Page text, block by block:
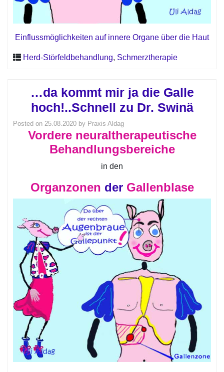
Einflussmöglichkeiten auf innere Organe über die Haut
Herd-Störfeldbehandlung, Schmerztherapie
…da kommt mir ja die Galle
hoch!..Schnell zu Dr. Swinä
Posted on 25.08.2020 by Praxis Aldag
Vordere neuraltherapeutische
Behandlungsbereiche
in den
Organzonen der Gallenblase